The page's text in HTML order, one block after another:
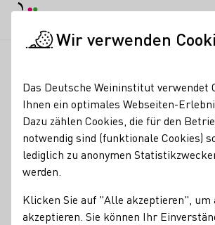
Alpakas. Wein.
Moselvibes
Registrierung erforderlich
Wir verwenden
Das Deutsche Weininstitut verwendet
Ihnen ein optimales Webseiten-
Dazu zählen Cookies, die für den
notwendig sind (funktionale Cookies)
lediglich zu anonymen
werden.
Klicken Sie auf "Alle akzeptieren", um
akzeptieren. Sie können Ihr